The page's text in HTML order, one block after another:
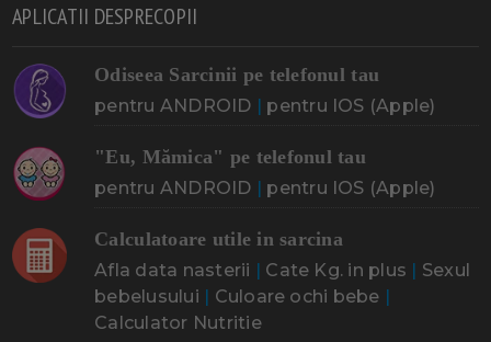
APLICATII DESPRECOPII
Odiseea Sarcinii pe telefonul tau
pentru ANDROID | pentru IOS (Apple)
"Eu, Mămica" pe telefonul tau
pentru ANDROID | pentru IOS (Apple)
Calculatoare utile in sarcina
Afla data nasterii | Cate Kg. in plus | Sexul
bebelusului | Culoare ochi bebe |
Calculator Nutritie